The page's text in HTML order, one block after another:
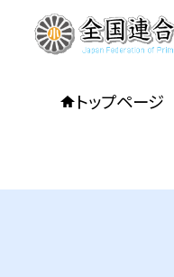
トップページ